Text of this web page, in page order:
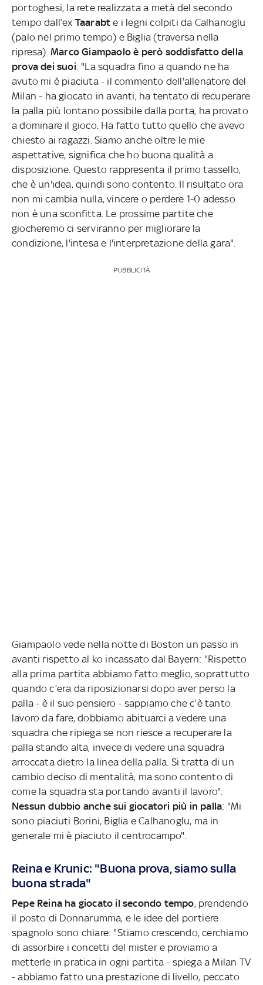
portoghesi, la rete realizzata a metà del secondo
tempo dall’ex Taarabt e i legni colpiti da Calhanoglu
(palo nel primo tempo) e Biglia (traversa nella
ripresa). Marco Giampaolo è però soddisfatto della
prova dei suoi: "La squadra fino a quando ne ha
avuto mi è piaciuta - il commento dell'allenatore del
Milan - ha giocato in avanti, ha tentato di recuperare
la palla più lontano possibile dalla porta, ha provato
a dominare il gioco. Ha fatto tutto quello che avevo
chiesto ai ragazzi. Siamo anche oltre le mie
aspettative, significa che ho buona qualità a
disposizione. Questo rappresenta il primo tassello,
che è un'idea, quindi sono contento. Il risultato ora
non mi cambia nulla, vincere o perdere 1-0 adesso
non è una sconfitta. Le prossime partite che
giocheremo ci serviranno per migliorare la
condizione, l'intesa e l'interpretazione della gara".
PUBBLICITÀ
Giampaolo vede nella notte di Boston un passo in
avanti rispetto al ko incassato dal Bayern: "Rispetto
alla prima partita abbiamo fatto meglio, soprattutto
quando c’era da riposizionarsi dopo aver perso la
palla - è il suo pensiero - sappiamo che c’è tanto
lavoro da fare, dobbiamo abituarci a vedere una
squadra che ripiega se non riesce a recuperare la
palla stando alta, invece di vedere una squadra
arroccata dietro la linea della palla. Si tratta di un
cambio deciso di mentalità, ma sono contento di
come la squadra sta portando avanti il lavoro".
Nessun dubbio anche sui giocatori più in palla: "Mi
sono piaciuti Borini, Biglia e Calhanoglu, ma in
generale mi è piaciuto il centrocampo".
Reina e Krunic: "Buona prova, siamo sulla
buona strada"
Pepe Reina ha giocato il secondo tempo, prendendo
il posto di Donnarumma, e le idee del portiere
spagnolo sono chiare: "Stiamo crescendo, cerchiamo
di assorbire i concetti del mister e proviamo a
metterle in pratica in ogni partita - spiega a Milan TV
- abbiamo fatto una prestazione di livello, peccato